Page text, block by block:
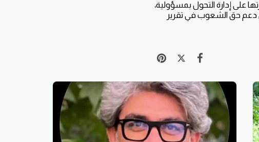
على إدارة التحول بمسؤولية،
دعم حق الشعوب في تقرير